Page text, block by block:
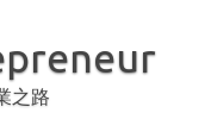
之路